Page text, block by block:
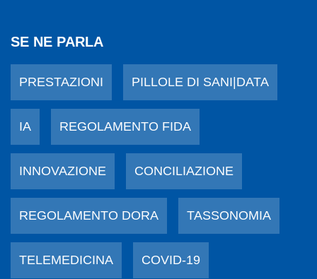
SE NE PARLA
PRESTAZIONI PILLOLE DI SANI|DATA
IA REGOLAMENTO FIDA
INNOVAZIONE CONCILIAZIONE
REGOLAMENTO DORA TASSONOMIA
TELEMEDICINA COVID-19